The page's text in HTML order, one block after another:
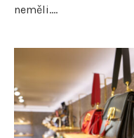
neměli.…